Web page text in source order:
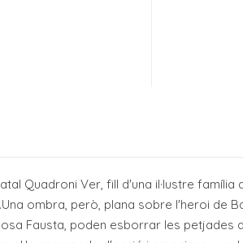
Quadroni Ver, fill d'una il·lustre família
ombra, però, plana sobre l'heroi de
Fausta, poden esborrar les petjades